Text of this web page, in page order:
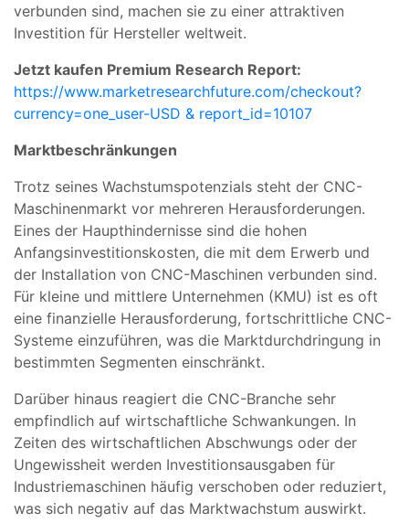
verbunden sind, machen sie zu einer attraktiven
Investition für Hersteller weltweit.
Jetzt kaufen Premium Research Report:
https://www.marketresearchfuture.com/checkout?
currency=one_user-USD & report_id=10107
Marktbeschränkungen
Trotz seines Wachstumspotenzials steht der CNC-
Maschinenmarkt vor mehreren Herausforderungen.
Eines der Haupthindernisse sind die hohen
Anfangsinvestitionskosten, die mit dem Erwerb und
der Installation von CNC-Maschinen verbunden sind.
Für kleine und mittlere Unternehmen (KMU) ist es oft
eine finanzielle Herausforderung, fortschrittliche CNC-
Systeme einzuführen, was die Marktdurchdringung in
bestimmten Segmenten einschränkt.
Darüber hinaus reagiert die CNC-Branche sehr
empfindlich auf wirtschaftliche Schwankungen. In
Zeiten des wirtschaftlichen Abschwungs oder der
Ungewissheit werden Investitionsausgaben für
Industriemaschinen häufig verschoben oder reduziert,
was sich negativ auf das Marktwachstum auswirkt.